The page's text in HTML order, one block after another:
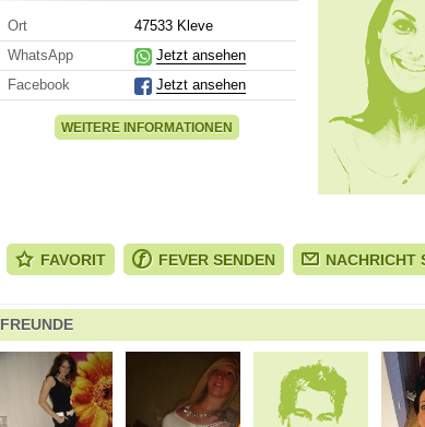
Ort
47533 Kleve
WhatsApp
Jetzt ansehen
Facebook
Jetzt ansehen
WEITERE INFORMATIONEN
FAVORIT FEVER SENDEN NACHRICHT
FREUNDE